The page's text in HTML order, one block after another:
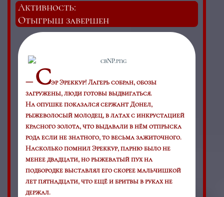
Активность:
Отыгрыш завершен
— Сэр Эреккур! Лагерь собран, обозы
загружены, люди готовы выдвигаться.
На опушке показался сержант Донел,
рыжеволосый молодец, в латах с инкрустацией
красного золота, что выдавали в нём отпрыска
рода если не знатного, то весьма зажиточного.
Насколько помнил Эреккур, парню было не
менее двадцати, но рыжеватый пух на
подбородке выставлял его скорее мальчишкой
лет пятнадцати, что ещё и бритвы в руках не
держал.